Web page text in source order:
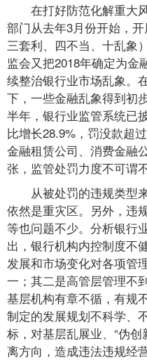
在打好防范化解重大
部门从去年3月份开始，开
三套利、四不当、十乱象
监会又把2018年确定为金
续整治银行业市场乱象。
下，一些金融乱象得到初
半年，银行业监管系统已
比增长28.9%，罚没款超
金融租赁公司、消费金融
张，监管处罚力度不可谓不
从被处罚的违规类型
依然是重灾区。另外，违
等也问题不少。分析银行
出，银行机构内控制度不
发展和市场变化对各项管
一；其二是高管层管理不
基层机构有章不循，有规
制定的发展规划不科学、
标，对基层乱展业、“伪
离方向，造成违法违规经